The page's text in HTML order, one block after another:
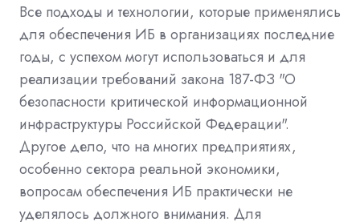
Все подходы и технологии, которые применялись
для обеспечения ИБ в организациях последние
годы, с успехом могут использоваться и для
реализации требований закона 187-ФЗ "О
безопасности критической информационной
инфраструктуры Российской Федерации".
Другое дело, что на многих предприятиях,
особенно сектора реальной экономики,
вопросам обеспечения ИБ практически не
уделялось должного внимания. Для